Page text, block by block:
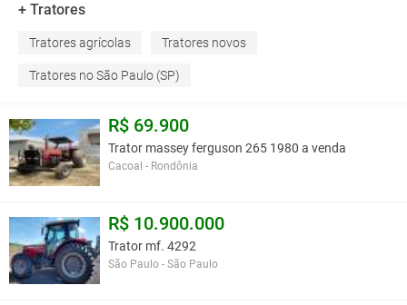
+ Tratores
Tratores agrícolas Tratores novos
Tratores no São Paulo (SP)
R$ 69.900
Trator massey ferguson 265 1980 a venda
Cacoal - Rondônia
R$ 10.900.000
Trator mf. 4292
São Paulo - São Paulo